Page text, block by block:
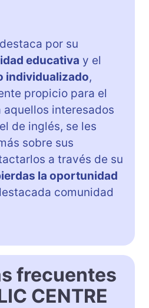
por su
educativa y el
individualizado,
propicio para el
aquellos interesados
de inglés, se les
sobre sus
a través de su
la oportunidad
comunidad
frecuentes
CENTRE